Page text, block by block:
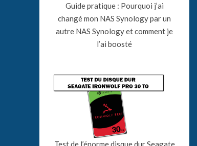
Guide pratique : Pourquoi j’ai
changé mon NAS Synology par un
autre NAS Synology et comment je
l’ai boosté
Test de l’énorme disque dur Seagate